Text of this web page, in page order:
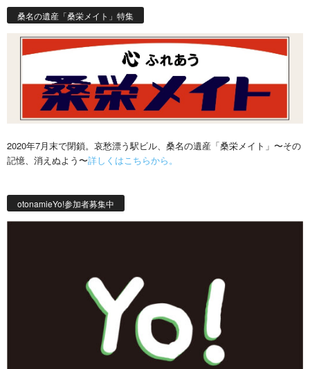
桑名の遺産「桑栄メイト」特集
2020年7月末で閉鎖。哀愁漂う駅ビル、桑名の遺産「桑栄メイト」〜その
記憶、消えぬよう〜詳しくはこちらから。
otonamieYo!参加者募集中